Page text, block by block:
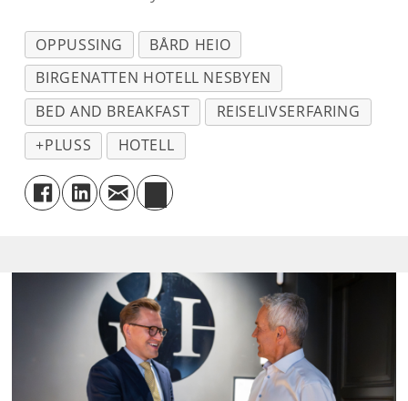
OPPUSSING
BÅRD HEIO
BIRGENATTEN HOTELL NESBYEN
BED AND BREAKFAST
REISELIVSERFARING
+PLUSS
HOTELL